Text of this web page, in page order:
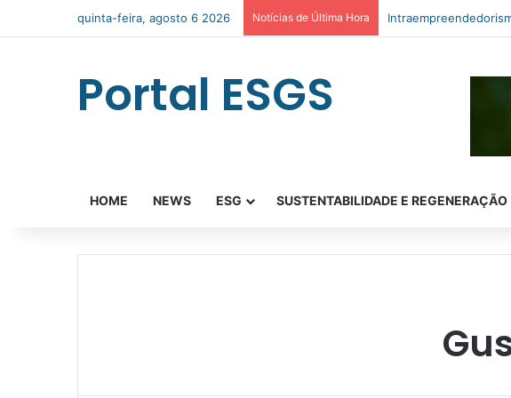
quinta-feira, agosto 6 2026 Notícias de Última Hora
Portal ESGS
HOME NEWS ESG SUSTENTABILIDADE E REGENERAÇÃO